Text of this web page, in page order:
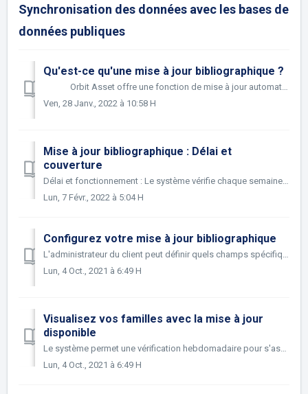
Synchronisation des données avec les bases de
données publiques
Qu'est-ce qu'une mise à jour bibliographique ?
Orbit Asset offre une fonction de mise à jour automatique permettant aux utilisateurs de maintenir à jour leur portefeuille de brevets et de ma...
Ven, 28 Janv., 2022 à 10:58 H
Mise à jour bibliographique : Délai et
couverture
Délai et fonctionnement : Le système vérifie chaque semaine, le mercredi, si des nouvelles données existent sur notre base FAMPAT en rapport avec les inform...
Lun, 7 Févr., 2022 à 5:04 H
Configurez votre mise à jour bibliographique
L'administrateur du client peut définir quels champs spécifiques doivent être pris en compte par le système pour suggérer des mises à jour, via les &quo...
Lun, 4 Oct., 2021 à 6:49 H
Visualisez vos familles avec la mise à jour
disponible
Le système permet une vérification hebdomadaire pour s'assurer que les données saisies sont conformes aux données publiées. L'utilisateur est au...
Lun, 4 Oct., 2021 à 6:49 H